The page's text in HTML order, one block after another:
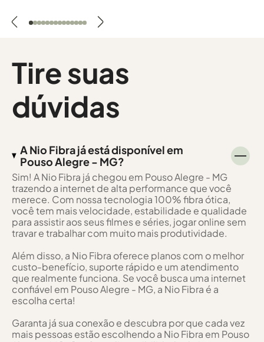
Tire suas
dúvidas
A Nio Fibra já está disponível em
Pouso Alegre - MG?
Sim! A Nio Fibra já chegou em Pouso Alegre - MG
trazendo a internet de alta performance que você
merece. Com nossa tecnologia 100% fibra ótica,
você tem mais velocidade, estabilidade e qualidade
para assistir aos seus filmes e séries, jogar online sem
travar e trabalhar com muito mais produtividade.
Além disso, a Nio Fibra oferece planos com o melhor
custo-benefício, suporte rápido e um atendimento
que realmente funciona. Se você busca uma internet
confiável em Pouso Alegre - MG, a Nio Fibra é a
escolha certa!
Garanta já sua conexão e descubra por que cada vez
mais pessoas estão escolhendo a Nio Fibra em Pouso